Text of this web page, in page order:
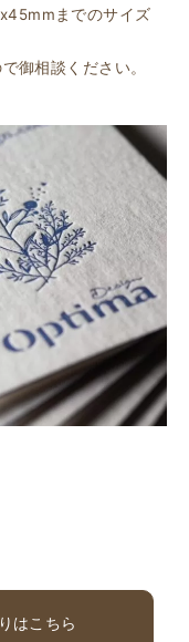
までのサイズ
御相談ください。
はこちら